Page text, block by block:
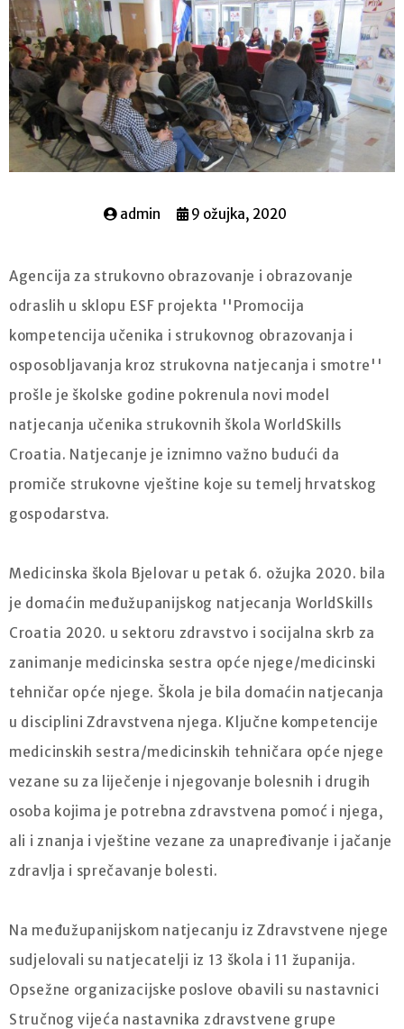
admin 9 ožujka, 2020
Agencija za strukovno obrazovanje i obrazovanje
odraslih u sklopu ESF projekta ''Promocija
kompetencija učenika i strukovnog obrazovanja i
osposobljavanja kroz strukovna natjecanja i smotre''
prošle je školske godine pokrenula novi model
natjecanja učenika strukovnih škola WorldSkills
Croatia. Natjecanje je iznimno važno budući da
promiče strukovne vještine koje su temelj hrvatskog
gospodarstva.
Medicinska škola Bjelovar u petak 6. ožujka 2020. bila
je domaćin međužupanijskog natjecanja WorldSkills
Croatia 2020. u sektoru zdravstvo i socijalna skrb za
zanimanje medicinska sestra opće njege/medicinski
tehničar opće njege. Škola je bila domaćin natjecanja
u disciplini Zdravstvena njega. Ključne kompetencije
medicinskih sestra/medicinskih tehničara opće njege
vezane su za liječenje i njegovanje bolesnih i drugih
osoba kojima je potrebna zdravstvena pomoć i njega,
ali i znanja i vještine vezane za unapređivanje i jačanje
zdravlja i sprečavanje bolesti.
Na međužupanijskom natjecanju iz Zdravstvene njege
sudjelovali su natjecatelji iz 13 škola i 11 županija.
Opsežne organizacijske poslove obavili su nastavnici
Stručnog vijeća nastavnika zdravstvene grupe